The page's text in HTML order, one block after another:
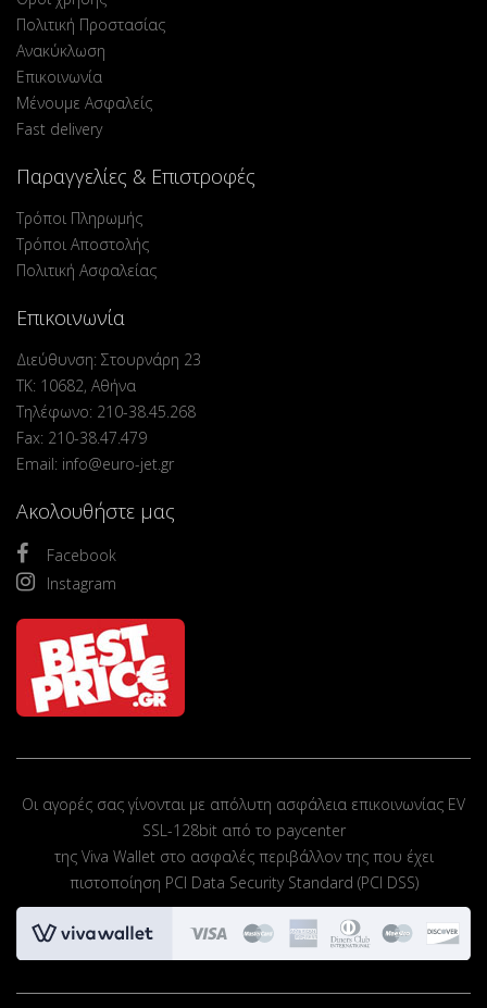
Πολιτική Προστασίας
Ανακύκλωση
Επικοινωνία
Μένουμε Ασφαλείς
Fast delivery
Παραγγελίες & Επιστροφές
Τρόποι Πληρωμής
Τρόποι Αποστολής
Πολιτική Ασφαλείας
Επικοινωνία
Διεύθυνση: Στουρνάρη 23
ΤΚ: 10682, Αθήνα
Τηλέφωνο: 210-38.45.268
Fax: 210-38.47.479
Email: info@euro-jet.gr
Ακολουθήστε μας
Facebook
Instagram
Οι αγορές σας γίνονται με απόλυτη ασφάλεια επικοινωνίας EV
SSL-128bit από το paycenter
της Viva Wallet στο ασφαλές περιβάλλον της που έχει
πιστοποίηση PCI Data Security Standard (PCI DSS)